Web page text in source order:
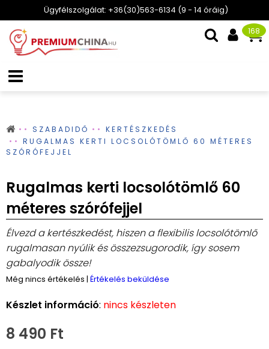
Ügyfélszolgálat: +36(30)563-6134 (9 - 14 óráig)
168
SZABADIDŐ
KERTÉSZKEDÉS
RUGALMAS KERTI LOCSOLÓTÖMLŐ 60 MÉTERES
SZÓRÓFEJJEL
Rugalmas kerti locsolótömlő 60
méteres szórófejjel
Élvezd a kertészkedést, hiszen a flexibilis locsolótömlő
rugalmasan nyúlik és összezsugorodik, így sosem
gabalyodik össze!
Még nincs értékelés | Értékelés beküldése
Készlet információ: nincs készleten
8 490 Ft